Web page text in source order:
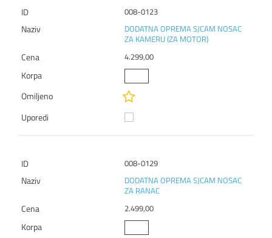
008-0123
DODATNA OPREMA SJCAM NOSAC
ZA KAMERU (ZA MOTOR)
4.299,00
008-0129
DODATNA OPREMA SJCAM NOSAC
ZA RANAC
2.499,00